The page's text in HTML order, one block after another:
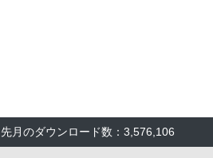
先月のダウンロード数：3,576,106